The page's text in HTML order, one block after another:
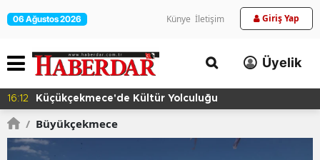
06 Ağustos 2026 Künye İletişim Giriş Yap
Üyelik
16:12 Küçükçekmece'de Kültür Yolculuğu
/ Büyükçekmece